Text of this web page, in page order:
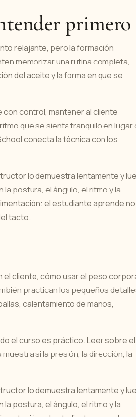
primero
relajante, pero la formación
memorizar una rutina completa,
del aceite y la forma en que se
con control, mantener al cliente
que se sienta tranquilo en lugar
conecta la técnica con los
lo demuestra lentamente y
postura, el ángulo, el ritmo y la
el estudiante aprende no
tacto.
el cliente, cómo usar el peso
practican los pequeños
calentamiento de manos,
el curso es práctico. Leer sobre el
si la presión, la dirección, la
lo demuestra lentamente y
postura, el ángulo, el ritmo y la